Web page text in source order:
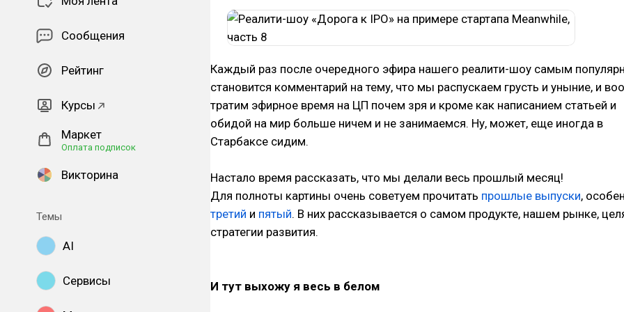
Сообщения
Рейтинг
Курсы
Маркет
Оплата подписок
Викторина
Темы
AI
Сервисы
Каждый раз после очередного эфира нашего реалити-шоу самым
становится комментарий на тему, что мы распускаем грусть и уныние, и
тратим эфирное время на ЦП почем зря и кроме как написанием статьей и
обидой на мир больше ничем и не занимаемся. Ну, может, еще иногда в
Старбаксе сидим.
Настало время рассказать, что мы делали весь прошлый месяц!
Для полноты картины очень советуем прочитать прошлые выпуски,
третий и пятый. В них рассказывается о самом продукте, нашем рынке,
стратегии развития.
И тут выхожу я весь в белом